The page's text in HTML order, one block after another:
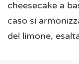
cheesecake a
caso si
del limone,